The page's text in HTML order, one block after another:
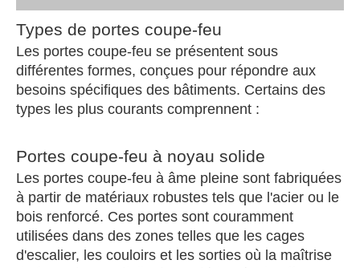
Types de portes coupe-feu
Les portes coupe-feu se présentent sous
différentes formes, conçues pour répondre aux
besoins spécifiques des bâtiments. Certains des
types les plus courants comprennent :
Portes coupe-feu à noyau solide
Les portes coupe-feu à âme pleine sont fabriquées
à partir de matériaux robustes tels que l'acier ou le
bois renforcé. Ces portes sont couramment
utilisées dans des zones telles que les cages
d'escalier, les couloirs et les sorties où la maîtrise